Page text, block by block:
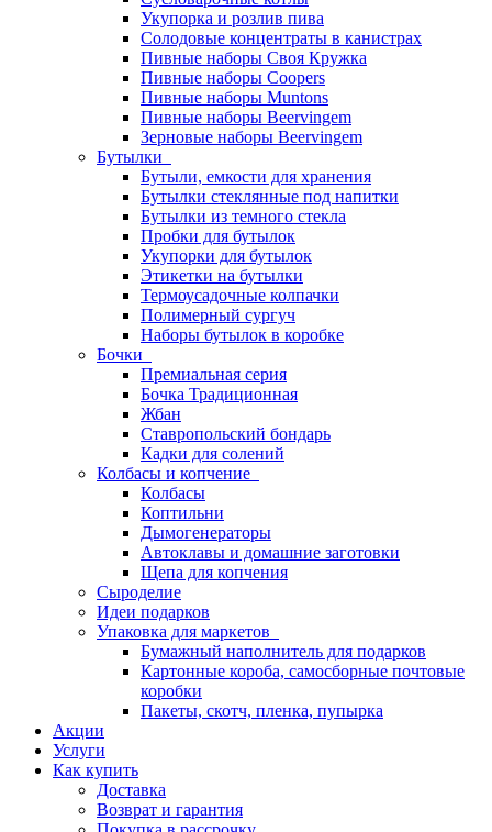
Укупорка и розлив пива
Солодовые концентраты в канистрах
Пивные наборы Своя Кружка
Пивные наборы Coopers
Пивные наборы Muntons
Пивные наборы Beervingem
Зерновые наборы Beervingem
Бутылки
Бутыли, емкости для хранения
Бутылки стеклянные под напитки
Бутылки из темного стекла
Пробки для бутылок
Укупорки для бутылок
Этикетки на бутылки
Термоусадочные колпачки
Полимерный сургуч
Наборы бутылок в коробке
Бочки
Премиальная серия
Бочка Традиционная
Жбан
Ставропольский бондарь
Кадки для солений
Колбасы и копчение
Колбасы
Коптильни
Дымогенераторы
Автоклавы и домашние заготовки
Щепа для копчения
Сыроделие
Идеи подарков
Упаковка для маркетов
Бумажный наполнитель для подарков
Картонные короба, самосборные почтовые
коробки
Пакеты, скотч, пленка, пупырка
Акции
Услуги
Как купить
Доставка
Возврат и гарантия